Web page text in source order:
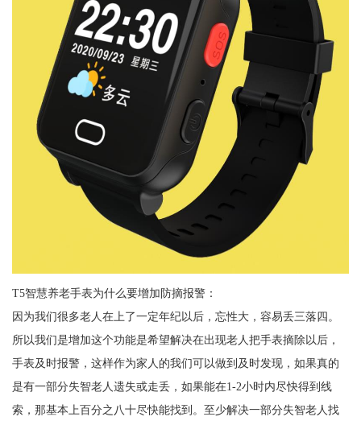
T5智慧养老手表为什么要增加防摘报警：
因为我们很多老人在上了一定年纪以后，忘性大，容易丢三落四。
所以我们是增加这个功能是希望解决在出现老人把手表摘除以后，
手表及时报警，这样作为家人的我们可以做到及时发现，如果真的
是有一部分失智老人遗失或走丢，如果能在1-2小时内尽快得到线
索，那基本上百分之八十尽快能找到。至少解决一部分失智老人找